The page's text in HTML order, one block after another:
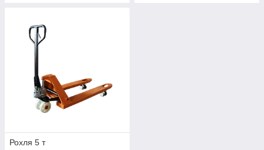
Рохля 5 т